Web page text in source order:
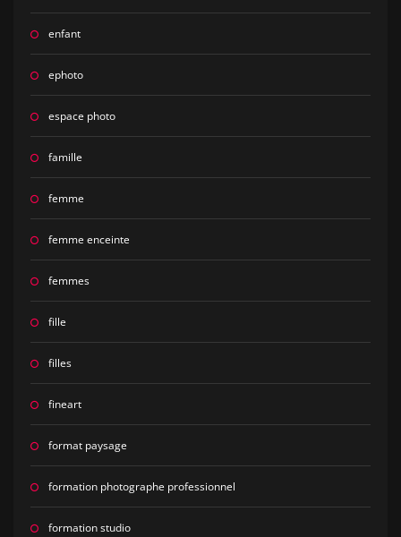
enfant
ephoto
espace photo
famille
femme
femme enceinte
femmes
fille
filles
fineart
format paysage
formation photographe professionnel
formation studio